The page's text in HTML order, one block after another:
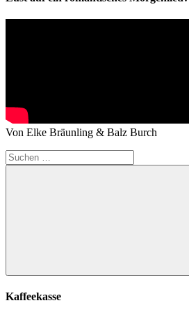
Von Elke Bräunling & Balz Burch
Suchen
nach:
Suchen
Kaffeekasse